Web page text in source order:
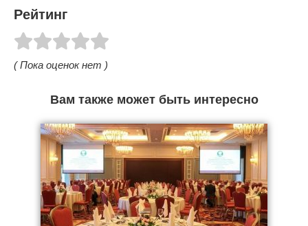
Рейтинг
( Пока оценок нет )
Вам также может быть интересно